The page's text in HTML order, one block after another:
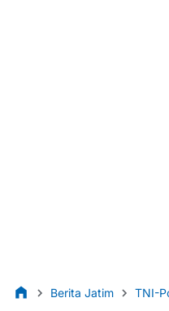
Berita Jatim TNI-